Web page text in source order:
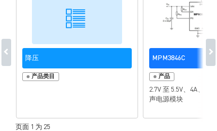
降压
产品类目
MPM3846C
产品
2.7V 至 5.5V、4A、超
声电源模块
页面 1 为 25